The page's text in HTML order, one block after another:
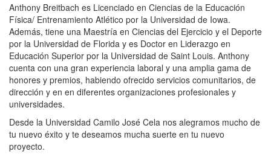
Anthony Breitbach es Licenciado en Ciencias de la Educación
Física/ Entrenamiento Atlético por la Universidad de Iowa.
Además, tiene una Maestría en Ciencias del Ejercicio y el Deporte
por la Universidad de Florida y es Doctor en Liderazgo en
Educación Superior por la Universidad de Saint Louis. Anthony
cuenta con una gran experiencia laboral y una amplia gama de
honores y premios, habiendo ofrecido servicios comunitarios, de
dirección y en en diferentes organizaciones profesionales y
universidades.
Desde la Universidad Camilo José Cela nos alegramos mucho de
tu nuevo éxito y te deseamos mucha suerte en tu nuevo
proyecto.